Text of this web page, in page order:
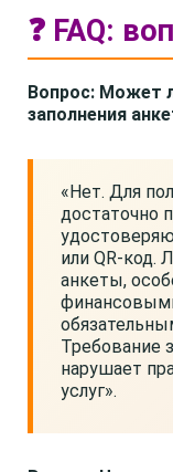
❓ FAQ:
Вопрос: Может
заполнения
«Нет. Для
достаточно
или QR-код.
анкеты,
Требование
нарушает
услуг».